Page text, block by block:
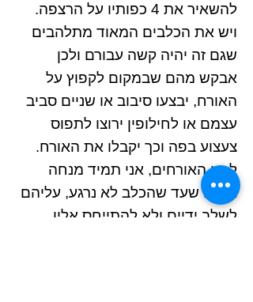
להשאיר את 4 כפותיו על הרצפה.
ויש את הכלבים המאוד מתלהבים
שגם זה יהיה קשה עבורם ולכן
אבקש מהם שבמקום לקפוץ על
האורח, יבצעו סיבוב או שניים סביב
עצמם או לחילופין ירוצו לתפוס
צעצוע בפה וכך יקבלו את האורח.
לגבי האורחים, אני תמיד מנחה
אותם שעד שהכלב לא נרגע, עליהם
לשלב ידיים ולא להתייחס אליו.